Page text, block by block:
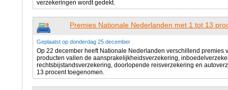
verzekeringen wordt gedekt.
Premies Nationale Nederlanden met 1 tot 13
Geplaatst op donderdag 25 december
Op 22 december heeft Nationale Nederlanden verschillend premies
producten vallen de aansprakelijkheidsverzekering,
rechtsbijstandsverzekering, doorlopende reisverzekering en
13 procent toegenomen.